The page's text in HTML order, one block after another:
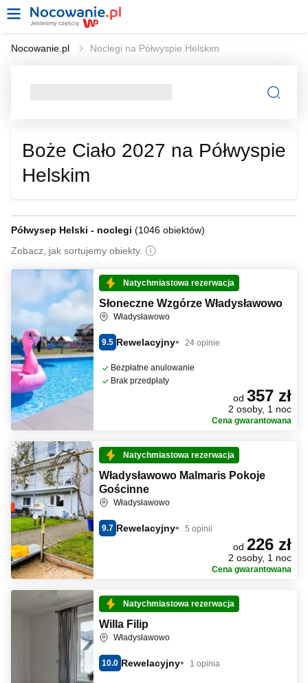
Nocowanie.pl Noclegi na Półwyspie Helskim
Boże Ciało 2027 na Półwyspie
Helskim
Półwysep Helski - noclegi (1046 obiektów)
Zobacz, jak sortujemy obiekty.
Natychmiastowa rezerwacja
Słoneczne Wzgórze Władysławowo
Władysławowo
9.5 Rewelacyjny 24 opinie
Bezpłatne anulowanie
Brak przedpłaty
od 357 zł
2 osoby, 1 noc
Cena gwarantowana
Natychmiastowa rezerwacja
Władysławowo Malmaris Pokoje
Gościnne
Władysławowo
9.7 Rewelacyjny 5 opinii
od 226 zł
2 osoby, 1 noc
Cena gwarantowana
Natychmiastowa rezerwacja
Willa Filip
Władysławowo
10.0 Rewelacyjny 1 opinia